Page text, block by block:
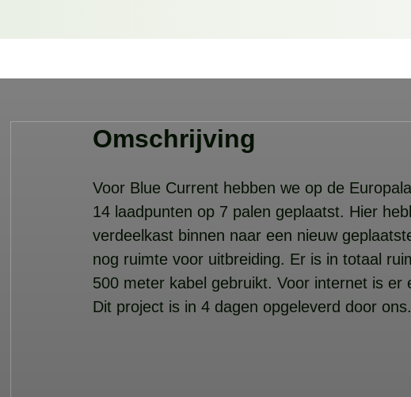
Omschrijving
Voor Blue Current hebben we op de
14 laadpunten op 7 palen geplaatst. Hier
verdeelkast binnen naar een nieuw
nog ruimte voor uitbreiding. Er is in totaal
500 meter kabel gebruikt. Voor internet is
Dit project is in 4 dagen opgeleverd door ons.